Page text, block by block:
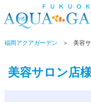
福岡アクアガーデン 美容
美容サロン店